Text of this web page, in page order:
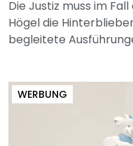
Die Justiz muss im
Högel die
begleitete
WERBUNG